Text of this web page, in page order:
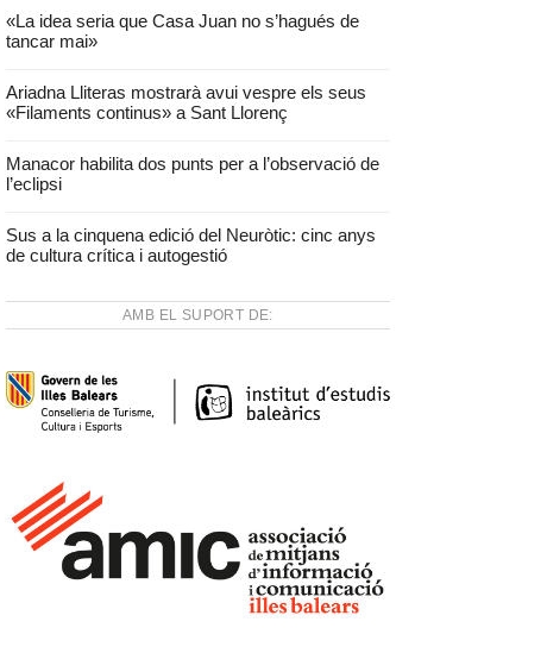
«La idea seria que Casa Juan no s’hagués de
tancar mai»
Ariadna Lliteras mostrarà avui vespre els seus
«Filaments continus» a Sant Llorenç
Manacor habilita dos punts per a l’observació de
l’eclipsi
Sus a la cinquena edició del Neuròtic: cinc anys
de cultura crítica i autogestió
AMB EL SUPORT DE: